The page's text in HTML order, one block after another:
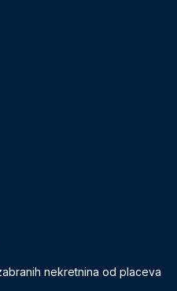
nekretnina od placeva